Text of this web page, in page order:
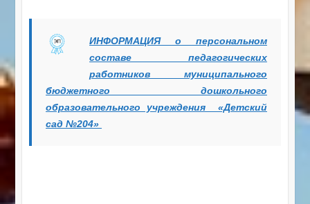
ИНФОРМАЦИЯ о персональном
составе педагогических
работников муниципального
бюджетного дошкольного
образовательного учреждения «Детский
сад №204»